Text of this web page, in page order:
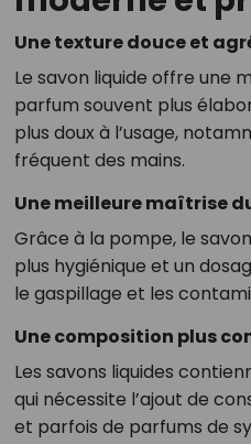
Une texture douce et
Le savon liquide offre une
parfum souvent plus
plus doux à l’usage,
fréquent des mains.
Une meilleure maîtrise
Grâce à la pompe, le
plus hygiénique et un
le gaspillage et les
Une composition plus
Les savons liquides
qui nécessite l’ajout de
et parfois de parfums de